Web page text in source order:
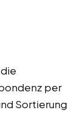
per
Sortierung